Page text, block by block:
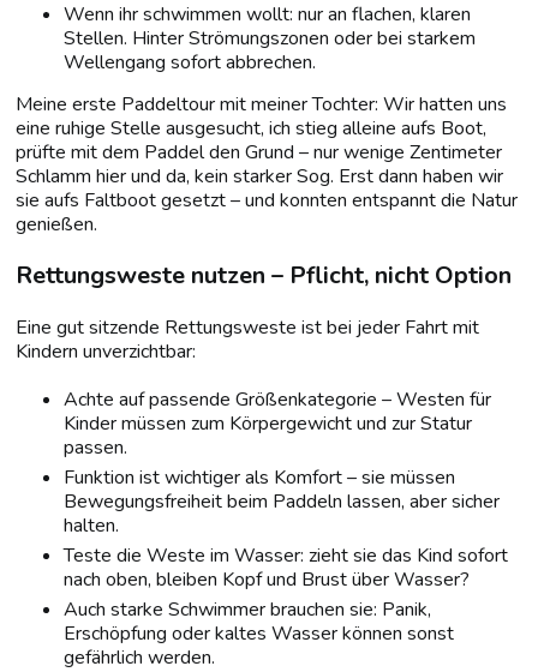
Wenn ihr schwimmen wollt: nur an flachen, klaren
Stellen. Hinter Strömungszonen oder bei starkem
Wellengang sofort abbrechen.
Meine erste Paddeltour mit meiner Tochter: Wir hatten uns
eine ruhige Stelle ausgesucht, ich stieg alleine aufs Boot,
prüfte mit dem Paddel den Grund – nur wenige Zentimeter
Schlamm hier und da, kein starker Sog. Erst dann haben wir
sie aufs Faltboot gesetzt – und konnten entspannt die Natur
genießen.
Rettungsweste nutzen – Pflicht, nicht Option
Eine gut sitzende Rettungsweste ist bei jeder Fahrt mit
Kindern unverzichtbar:
Achte auf passende Größenkategorie – Westen für
Kinder müssen zum Körpergewicht und zur Statur
passen.
Funktion ist wichtiger als Komfort – sie müssen
Bewegungsfreiheit beim Paddeln lassen, aber sicher
halten.
Teste die Weste im Wasser: zieht sie das Kind sofort
nach oben, bleiben Kopf und Brust über Wasser?
Auch starke Schwimmer brauchen sie: Panik,
Erschöpfung oder kaltes Wasser können sonst
gefährlich werden.